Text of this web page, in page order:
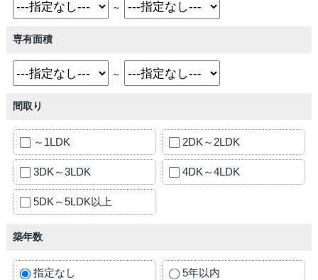
～
専有面積
～
間取り
～1LDK 2DK～2LDK
3DK～3LDK 4DK～4LDK
5DK～5LDK以上
築年数
指定なし 5年以内